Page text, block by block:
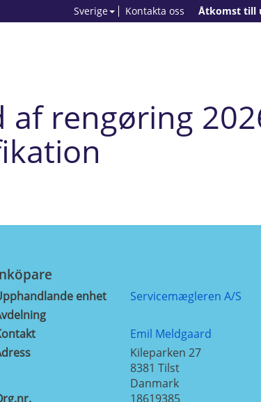
Åtkomst till
Kontakta oss
Sverige
af rengøring
enhet
Servicemægleren A/S
Emil Meldgaard
Kileparken 27
8381 Tilst
Danmark
18619385